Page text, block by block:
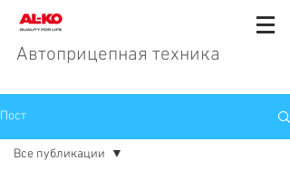
Автоприцепная техника
Пост
Все публикации